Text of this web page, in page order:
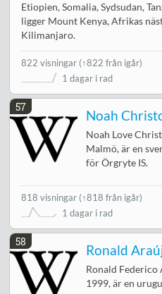
Etiopien, Somalia, Sydsudan,
ligger Mount Kenya, Afrikas
Kilimanjaro.
822 visningar (↑822 från igår)
1 dagar i rad
57
Noah
Noah Love
Malmö, är en
för Örgryte IS.
818 visningar (↑818 från igår)
1 dagar i rad
58
Ronald
Ronald Federico
1999, är en